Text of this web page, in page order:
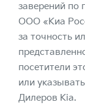
заверений по
ООО «Киа
за точность
посетители
или
Дилеров Kia.